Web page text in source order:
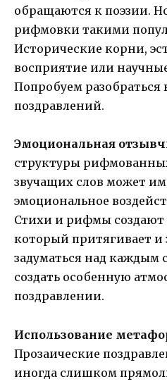
обращаются к поэзии.
рифмовки такими
Исторические корни,
восприятие или
Попробуем разобраться
поздравлений.
Эмоциональная
структуры
звучащих слов может
эмоциональное
Стихи и рифмы
который притягивает и
задуматься над каждым
создать особенную
поздравлении.
Использование
Прозаические
иногда слишком